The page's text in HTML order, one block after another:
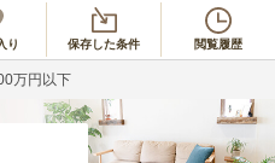
り 保存した条件 閲覧履歴
万円以下